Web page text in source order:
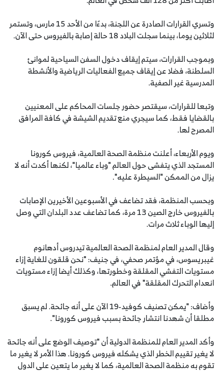
وتسري القرارات الصادرة عن اللجنة، بدءًا من الأحد 15 مارس، وتستمر
لثلاثين يوما، بينما سجلت البلاد 18 حالة إصابة بالفيروس حتى الآن.
وبموجب القرارات، سيتم إيقاف دخول السفن السياحية لموانئ
السلطنة، فضلا عن إيقاف جميع الفعاليات الرياضية والأنشطة
المدرسية غير الصفية.
وتبعا للقرارات، سيقتصر حضور جلسات المحاكم على المعنيين
بالقضايا فقط، كما سيجري منع تقديم الشيشة في كافة المرافق
المصرح لها.
ويوم الأربعاء، أعلنت منظمة الصحة العالمية، فيروس كورونا
المستجد الذي يتفشى حول العالم "وباء عالميا"، لكنها أكدت أنه لا
يزال من الممكن "السيطرة عليه".
وبحسب المنظمة، فقد تضاعف في الأسبوعين الأخيرين الإصابات
بالفيروس خارج الصين 13 مرة، كما تضاعف عدد البلدان التي وصل
إليها الوباء ثلاث مرات.
وقال المدير العام لمنظمة الصحة العالمية تيدروس أدهانوم
غيبريسوس، في مؤتمر صحفي، في جنيف: "نحن قلقون للغاية إزاء
مستويات التفشي المقلقة وخطورتها، وكذلك أيضا إزاء مستويات
انعدام التحرك المقلقة" في العالم.
وأضاف: "يمكن تصنيف كوفيد-19 الآن على أنه جائحة. لم يسبق
مطلقا أن شهدنا انتشار جائحة بسبب فيروس كورونا".
وأكد المدير العام للمنظمة الدولية أن "توصيف الوضع على أنه جائحة
لا يغير تقييم الخطر الذي يشكله فيروس كورونا. هذا الأمر لا يغير ما
تقوم به منظمة الصحة العالمية، كما لا يغير ما يتعين على الدول